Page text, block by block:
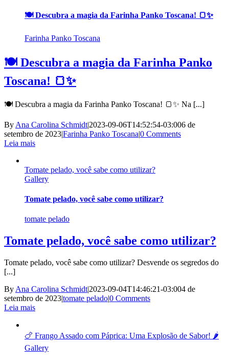
🍽️ Descubra a magia da Farinha Panko Toscana! 🍞✨
Farinha Panko Toscana
🍽️ Descubra a magia da Farinha Panko
Toscana! 🍞✨
🍽️ Descubra a magia da Farinha Panko Toscana! 🍞✨ Na [...]
By Ana Carolina Schmidt|2023-09-06T14:52:54-03:006 de
setembro de 2023|Farinha Panko Toscana|0 Comments
Leia mais
Tomate pelado, você sabe como utilizar?
Gallery
Tomate pelado, você sabe como utilizar?
tomate pelado
Tomate pelado, você sabe como utilizar?
Tomate pelado, você sabe como utilizar? Desvende os segredos do
[...]
By Ana Carolina Schmidt|2023-09-04T14:46:21-03:004 de
setembro de 2023|tomate pelado|0 Comments
Leia mais
🍗 Frango Assado com Páprica: Uma Explosão de Sabor! 🌶️
Gallery